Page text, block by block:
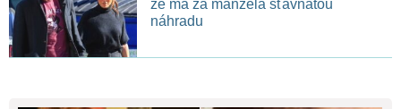
že má za manžela šťavnatou
náhradu